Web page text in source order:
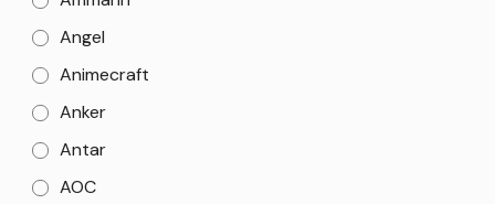
Angel
Animecraft
Anker
Antar
AOC